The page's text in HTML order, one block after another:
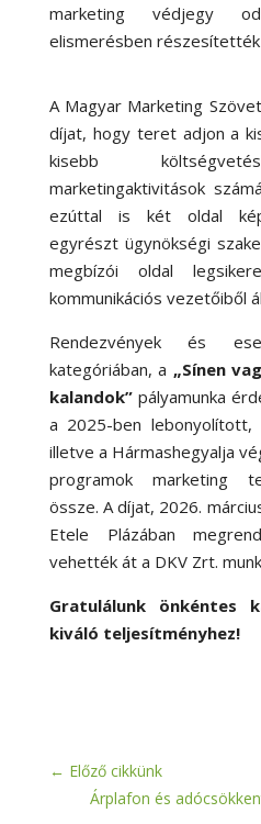
marketing védjegy
elismerésben
A Magyar Marketing
díjat, hogy teret adjon a
kisebb
marketingaktivitások
ezúttal is két oldal
egyrészt ügynökségi
megbízói oldal
kommunikációs vezetőiből
Rendezvények és
kategóriában, a „Sínen
kalandok” pályamunka
a 2025-ben lebonyolított,
illetve a Hármashegyalja
programok marketing
össze. A díjat, 2026.
Etele Plázában
vehették át a DKV Zrt.
Gratulálunk önkéntes
kiváló teljesítményhez!
← Előző cikkünk
Árplafon és